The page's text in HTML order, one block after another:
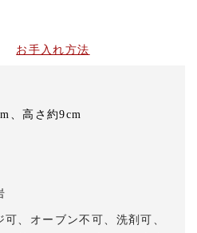
お手入れ方法
、高さ約9cm
可、オーブン不可、洗剤可、